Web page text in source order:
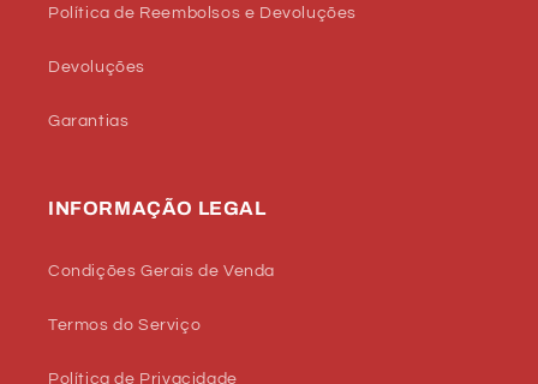
Política de Reembolsos e Devoluções
Devoluções
Garantias
INFORMAÇÃO LEGAL
Condições Gerais de Venda
Termos do Serviço
Política de Privacidade